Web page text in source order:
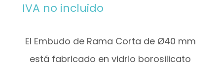
IVA no incluido
El Embudo de Rama Corta de Ø40 mm
está fabricado en vidrio borosilicato